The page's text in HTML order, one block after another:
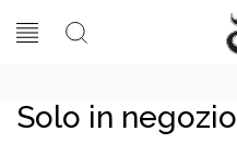
Solo in negozio